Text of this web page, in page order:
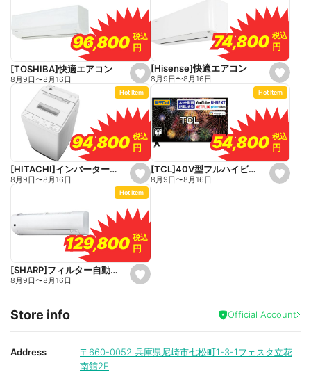
a
v
o
r
i
e
a
v
o
r
i
e
s
e
t
a
v
o
r
i
e
96,800
96,800 税込
税込
円
円
[TOSHIBA]快適エアコン
8月9日〜8月16日
s
e
t
a
v
o
r
i
e
74,800
74,800 税込
税込
円
円
[Hisense]快適エアコン
8月9日〜8月16日
s
e
t
a
v
o
r
i
e
Hot Item
94,800
94,800 税込
税込
円
円
[HITACHI]インバーター全自動洗濯機
8月9日〜8月16日
s
e
Hot Item
54,800
54,800 税込
税込
円
円
[TCL]40V型フルハイビジョン液晶テレビ
8月9日〜8月16日
s
e
i
t
Hot Item
129,800
129,800 税込
税込
円
円
[SHARP]フィルター自動お掃除エアコン
8月9日〜8月16日
Store info Official Account
Address 〒660-0052 兵庫県尼崎市七松町1-3-1フェスタ立花
南館2F